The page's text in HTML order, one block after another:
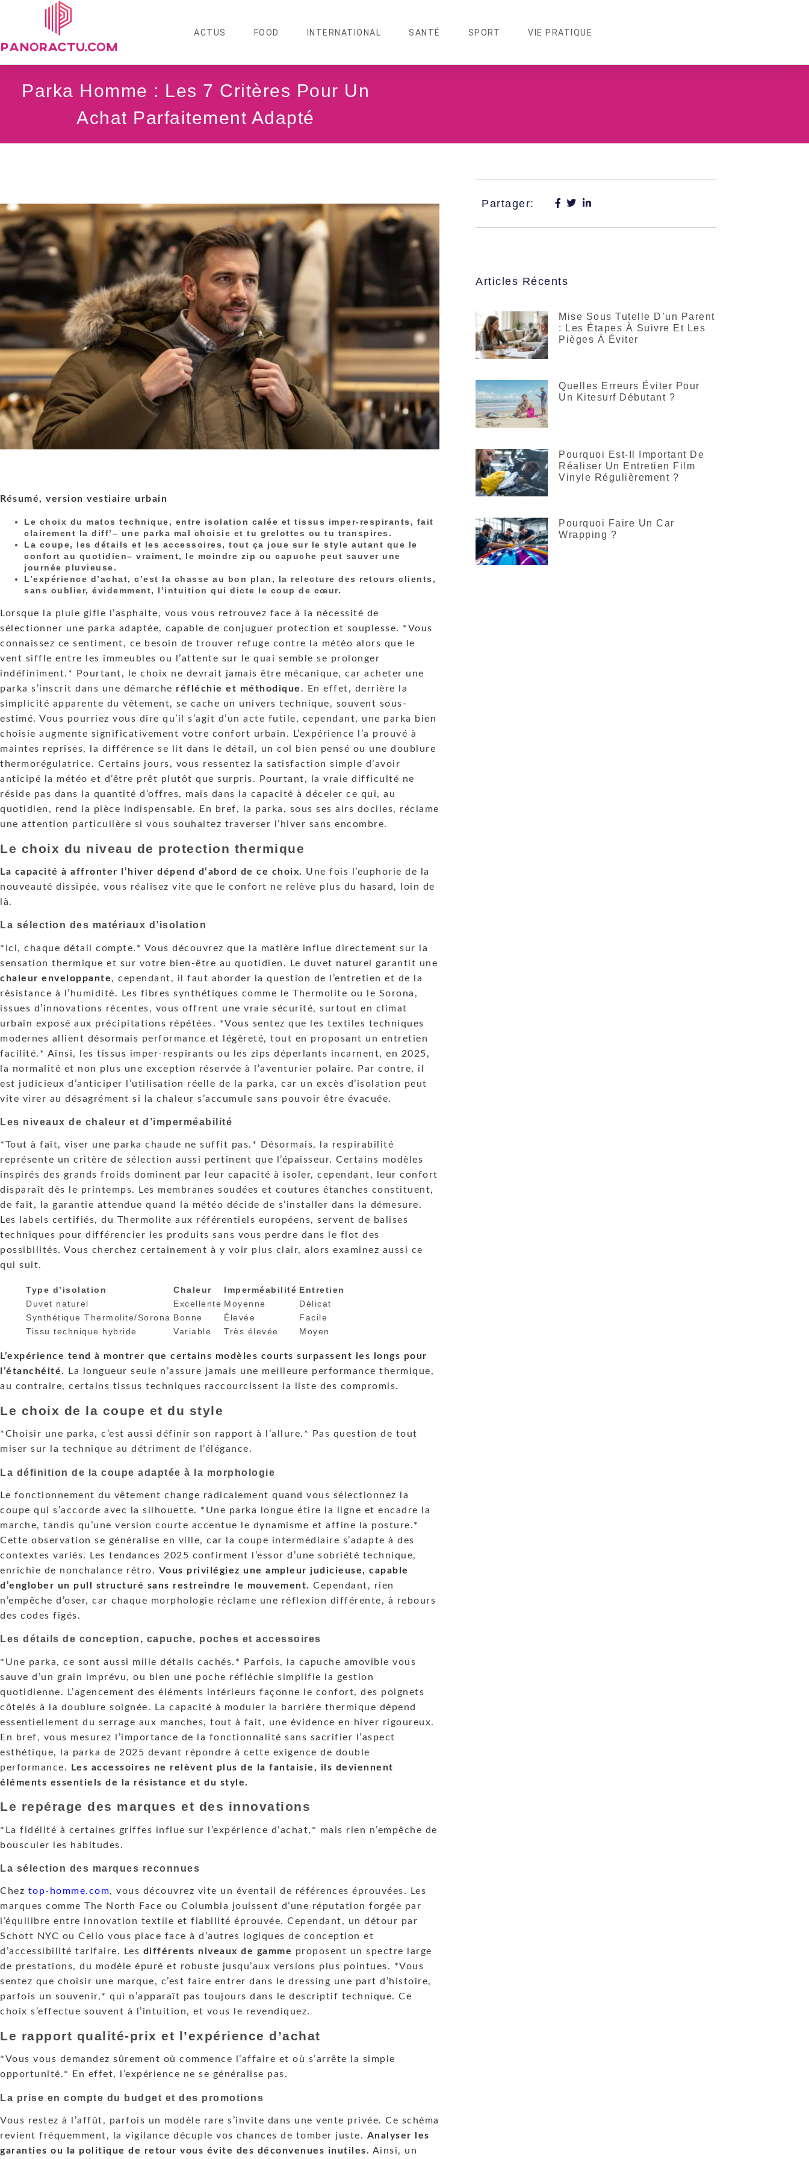
ACTUS FOOD INTERNATIONAL SANTÉ SPORT VIE PRATIQUE
Parka Homme : Les 7 Critères Pour Un
Achat Parfaitement Adapté
Résumé, version vestiaire urbain
Le choix du matos technique, entre isolation calée et tissus imper-respirants, fait
clairement la diff’– une parka mal choisie et tu grelottes ou tu transpires.
La coupe, les détails et les accessoires, tout ça joue sur le style autant que le
confort au quotidien– vraiment, le moindre zip ou capuche peut sauver une
journée pluvieuse.
L’expérience d’achat, c’est la chasse au bon plan, la relecture des retours clients,
sans oublier, évidemment, l’intuition qui dicte le coup de cœur.
Lorsque la pluie gifle l’asphalte, vous vous retrouvez face à la nécessité de
sélectionner une parka adaptée, capable de conjuguer protection et souplesse. *Vous
connaissez ce sentiment, ce besoin de trouver refuge contre la météo alors que le
vent siffle entre les immeubles ou l’attente sur le quai semble se prolonger
indéfiniment.* Pourtant, le choix ne devrait jamais être mécanique, car acheter une
parka s’inscrit dans une démarche réfléchie et méthodique . En effet, derrière la
simplicité apparente du vêtement, se cache un univers technique, souvent sous-
estimé. Vous pourriez vous dire qu’il s’agit d’un acte futile, cependant, une parka bien
choisie augmente significativement votre confort urbain. L’expérience l’a prouvé à
maintes reprises, la différence se lit dans le détail, un col bien pensé ou une doublure
thermorégulatrice. Certains jours, vous ressentez la satisfaction simple d’avoir
anticipé la météo et d’être prêt plutôt que surpris. Pourtant, la vraie difficulté ne
réside pas dans la quantité d’offres, mais dans la capacité à déceler ce qui, au
quotidien, rend la pièce indispensable. En bref, la parka, sous ses airs dociles, réclame
une attention particulière si vous souhaitez traverser l’hiver sans encombre.
Le choix du niveau de protection thermique
La capacité à affronter l’hiver dépend d’abord de ce choix. Une fois l’euphorie de la
nouveauté dissipée, vous réalisez vite que le confort ne relève plus du hasard, loin de
là.
La sélection des matériaux d’isolation
*Ici, chaque détail compte.* Vous découvrez que la matière influe directement sur la
sensation thermique et sur votre bien-être au quotidien. Le duvet naturel garantit une
chaleur enveloppante, cependant, il faut aborder la question de l’entretien et de la
résistance à l’humidité. Les fibres synthétiques comme le Thermolite ou le Sorona,
issues d’innovations récentes, vous offrent une vraie sécurité, surtout en climat
urbain exposé aux précipitations répétées. *Vous sentez que les textiles techniques
modernes allient désormais performance et légèreté, tout en proposant un entretien
facilité.* Ainsi, les tissus imper-respirants ou les zips déperlants incarnent, en 2025,
la normalité et non plus une exception réservée à l’aventurier polaire. Par contre, il
est judicieux d’anticiper l’utilisation réelle de la parka, car un excès d’isolation peut
vite virer au désagrément si la chaleur s’accumule sans pouvoir être évacuée.
Les niveaux de chaleur et d’imperméabilité
*Tout à fait, viser une parka chaude ne suffit pas.* Désormais, la respirabilité
représente un critère de sélection aussi pertinent que l’épaisseur. Certains modèles
inspirés des grands froids dominent par leur capacité à isoler, cependant, leur confort
disparaît dès le printemps. Les membranes soudées et coutures étanches constituent,
de fait, la garantie attendue quand la météo décide de s’installer dans la démesure.
Les labels certifiés, du Thermolite aux référentiels européens, servent de balises
techniques pour différencier les produits sans vous perdre dans le flot des
possibilités. Vous cherchez certainement à y voir plus clair, alors examinez aussi ce
qui suit.
Type d’isolation Chaleur Imperméabilité Entretien
Duvet naturel
Excellente Moyenne
Délicat
Synthétique Thermolite/Sorona Bonne Élevée
Facile
Tissu technique hybride
Variable Très élevée Moyen
L’expérience tend à montrer que certains modèles courts surpassent les longs pour
l’étanchéité.
La longueur seule n’assure jamais une meilleure performance thermique,
au contraire, certains tissus techniques raccourcissent la liste des compromis.
Le choix de la coupe et du style
*Choisir une parka, c’est aussi définir son rapport à l’allure.* Pas question de tout
miser sur la technique au détriment de l’élégance.
La définition de la coupe adaptée à la morphologie
Le fonctionnement du vêtement change radicalement quand vous sélectionnez la
coupe qui s’accorde avec la silhouette. *Une parka longue étire la ligne et encadre la
marche, tandis qu’une version courte accentue le dynamisme et affine la posture.*
Cette observation se généralise en ville, car la coupe intermédiaire s’adapte à des
contextes variés. Les tendances 2025 confirment l’essor d’une sobriété technique,
enrichie de nonchalance rétro. Vous privilégiez une ampleur judicieuse, capable
d’englober un pull structuré sans restreindre le mouvement. Cependant, rien
n’empêche d’oser, car chaque morphologie réclame une réflexion différente, à rebours
des codes figés.
Les détails de conception, capuche, poches et accessoires
*Une parka, ce sont aussi mille détails cachés.* Parfois, la capuche amovible vous
sauve d’un grain imprévu, ou bien une poche réfléchie simplifie la gestion
quotidienne. L’agencement des éléments intérieurs façonne le confort, des poignets
côtelés à la doublure soignée. La capacité à moduler la barrière thermique dépend
essentiellement du serrage aux manches, tout à fait, une évidence en hiver rigoureux.
En bref, vous mesurez l’importance de la fonctionnalité sans sacrifier l’aspect
esthétique, la parka de 2025 devant répondre à cette exigence de double
performance.
Les accessoires ne relèvent plus de la fantaisie, ils deviennent
éléments essentiels de la résistance et du style.
Le repérage des marques et des innovations
*La fidélité à certaines griffes influe sur l’expérience d’achat,* mais rien n’empêche de
bousculer les habitudes.
La sélection des marques reconnues
Chez top-homme.com, vous découvrez vite un éventail de références éprouvées. Les
marques comme The North Face ou Columbia jouissent d’une réputation forgée par
l’équilibre entre innovation textile et fiabilité éprouvée. Cependant, un détour par
Schott NYC ou Celio vous place face à d’autres logiques de conception et
d’accessibilité tarifaire. Les différents niveaux de gamme proposent un spectre large
de prestations, du modèle épuré et robuste jusqu’aux versions plus pointues. *Vous
sentez que choisir une marque, c’est faire entrer dans le dressing une part d’histoire,
parfois un souvenir,* qui n’apparaît pas toujours dans le descriptif technique. Ce
choix s’effectue souvent à l’intuition, et vous le revendiquez.
Le rapport qualité-prix et l’expérience d’achat
*Vous vous demandez sûrement où commence l’affaire et où s’arrête la simple
opportunité.* En effet, l’expérience ne se généralise pas.
La prise en compte du budget et des promotions
Vous restez à l’affût, parfois un modèle rare s’invite dans une vente privée. Ce schéma
revient fréquemment, la vigilance décuple vos chances de tomber juste. Analyser les
garanties ou la politique de retour vous évite des déconvenues inutiles. Ainsi, un
Partager:
Articles Récents
Mise Sous Tutelle D’un Parent
: Les Étapes À Suivre Et Les
Pièges À Éviter
Quelles Erreurs Éviter Pour
Un Kitesurf Débutant ?
Pourquoi Est-Il Important De
Réaliser Un Entretien Film
Vinyle Régulièrement ?
Pourquoi Faire Un Car
Wrapping ?